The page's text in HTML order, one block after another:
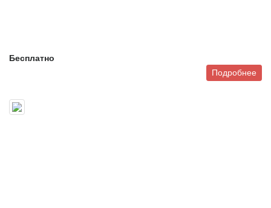
Бесплатно
Подробнее